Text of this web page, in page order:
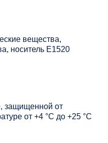
вещества,
носитель Е1520
защищенной от
от +4 °C до +25 °C